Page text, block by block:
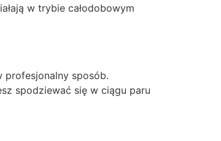
w trybie całodobowym
profesjonalny sposób.
spodziewać się w ciągu paru